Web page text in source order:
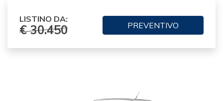
LISTINO DA:
€ 30.450 PREVENTIVO